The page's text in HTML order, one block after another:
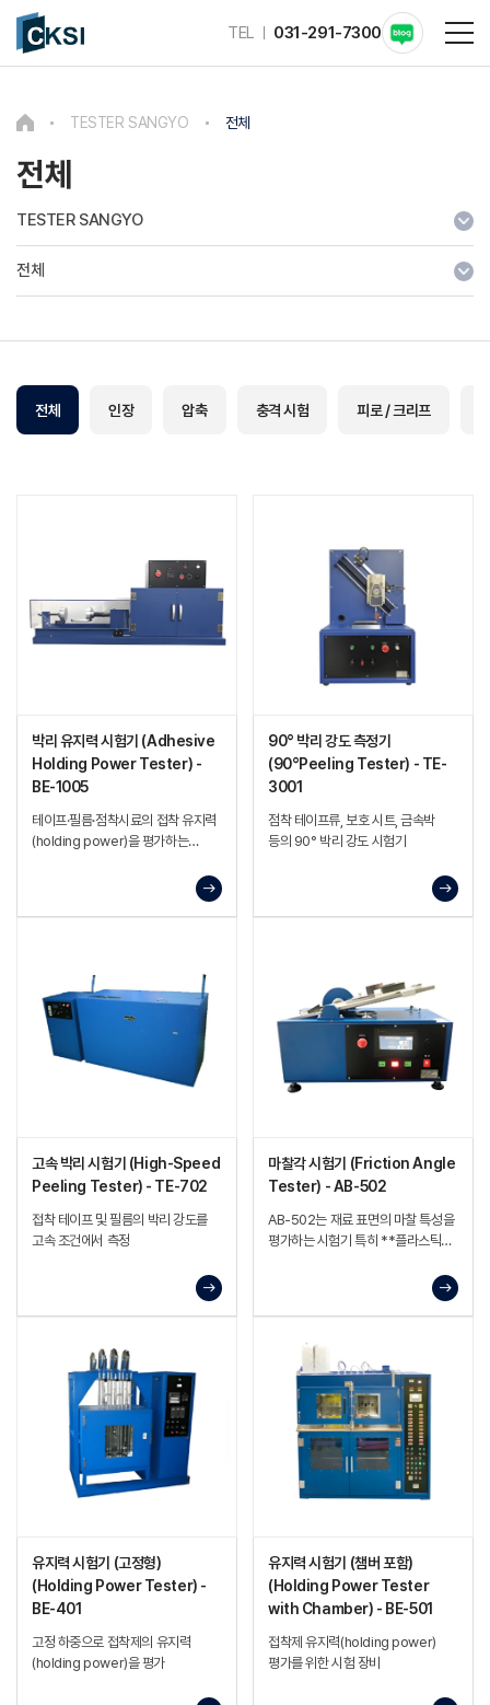
TEL 031-291-7300
TESTER SANGYO 전체
전체
TESTER SANGYO
전체
전체 인장 압축 충격 시험 피로 / 크리프
박리 유지력 시험기 (Adhesive
Holding Power Tester) -
BE-1005
테이프·필름·점착시료의 접착 유지력
(holding power)을 평가하는
90° 박리 강도 측정기
(90°Peeling Tester) - TE-
3001
점착 테이프류, 보호 시트, 금속박
등의 90° 박리 강도 시험기
고속 박리 시험기 (High-Speed
Peeling Tester) - TE-702
접착 테이프 및 필름의 박리 강도를
고속 조건에서 측정
마찰각 시험기 (Friction Angle
Tester) - AB-502
AB-502는 재료 표면의 마찰 특성을
평가하는 시험기 특히 **플라스틱
(friction angle)**을 정량적으로
측정하여 마찰 거동 분석에 사용되는
유지력 시험기 (고정형)
(Holding Power Tester) -
BE-401
고정 하중으로 접착제의 유지력
(holding power)을 평가
유지력 시험기 (챔버 포함)
(Holding Power Tester
with Chamber) - BE-501
접착제 유지력(holding power)
평가를 위한 시험 장비